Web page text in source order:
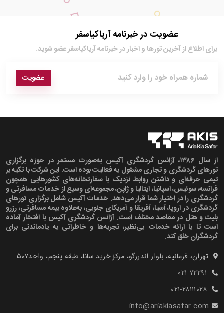
عضویت در خبرنامه آریاکیاسفر
برای اطلاع از آخرین تور‌ها و اخبار در خبرنامه آریاکیاسفر عضو شوید.
عضویت
از سال ۱۳۸۶، آژانس گردشگری آکیس به‌صورت مستمر در حوزه برگزاری
تورهای گردشگری و تجاری مشغول به فعالیت بوده است. این شرکت با تکیه بر
تیمی حرفه‌ای و داشتن روابط نزدیک با سفارتخانه‌های کشورهایی همچون
فرانسه، سوئیس، اسپانیا، ایتالیا و ژاپن، مجموعه‌ای وسیع از خدمات مسافرتی و
گردشگری را در اختیار شما قرار می‌دهد. خدمات آکیس شامل برگزاری تورهای
گردشگری در اروپا، آسیا، آفریقا و آمریکای جنوبی، به‌علاوه بیمه مسافرتی، رزرو
بلیت و هتل در مقاصد مختلف است. آژانس گردشگری آکیس با افتخار آماده
است تا با ارائه خدمات بی‌نظیر، تجربه‌ها و خاطراتی به یادماندنی برای
گردشگران خلق کند.
تهران، فرمانیه، بلوار اندرزگو، مرکز خرید سانا، طبقه پنجم، واحد۵۰۷‍
۰۲۱-۷۲۲۹۱
۰۲۱-۲۸۱۱۱۰۲۸
info@ariakiasafar.com